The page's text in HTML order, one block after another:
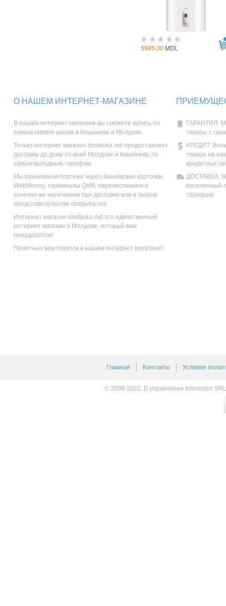
5985.00 MDL
О НАШЕМ ИНТЕРНЕТ-МАГАЗИНЕ
В нашем интернет магазине вы сможете купить по
самым низким ценам в Кишиневе и Молдове.
Только интернет магазин dostavka.md предоставляет
доставку до дому по всей Молдове и Кишиневу, по
самым выгодным тарифам.
Мы принимаем платежи через банковские карточки,
WebMoney, терминалы QIWI, перечислением и
конечно же наличными при доставке или в любом
представительстве dostavka.md.
Интернет магазин dostavka.md это единственный
интернет магазин в Молдове, который вам
понадобится!
Приятных вам покупок в нашем интернет магазине!
ГАРАНТИЯ:
товары с
КРЕДИТ:
товара на
кредитных
ДОСТАВКА:
населенный
тарифам!
Главная Контакты Условия
© 2009-2022, В управлении Informator SRL